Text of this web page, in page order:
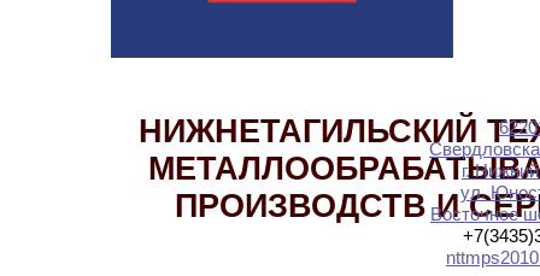
НИЖНЕТАГИЛЬСКИЙ
ПРОИЗВОДСТВ И
г.
ул.
Восточное